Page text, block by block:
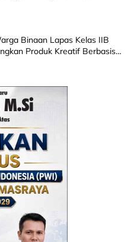
Binaan Lapas Kelas IIB
Produk Kreatif Berbasis